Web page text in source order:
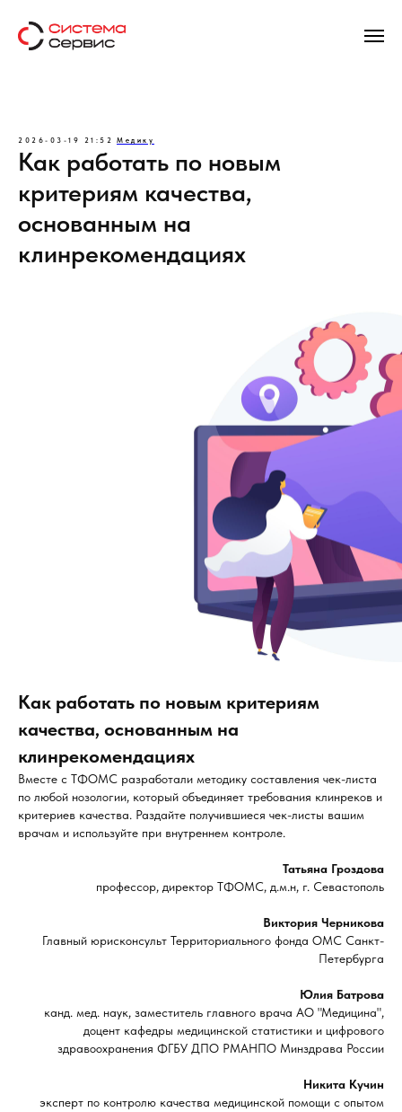
2026-03-19 21:52 Медику
Как работать по новым
критериям качества,
основанным на
клинрекомендациях
Как работать по новым критериям
качества, основанным на
клинрекомендациях
Вместе с ТФОМС разработали методику составления чек-листа
по любой нозологии, который объединяет требования клинреков и
критериев качества. Раздайте получившиеся чек-листы вашим
врачам и используйте при внутреннем контроле.
Татьяна Гроздова
профессор, директор ТФОМС, д.м.н, г. Севастополь
Виктория Черникова
Главный юрисконсульт Территориального фонда ОМС Санкт-
Петербурга
Юлия Батрова
канд. мед. наук, заместитель главного врача АО "Медицина",
доцент кафедры медицинской статистики и цифрового
здравоохранения ФГБУ ДПО РМАНПО Минздрава России
Никита Кучин
эксперт по контролю качества медицинской помощи с опытом